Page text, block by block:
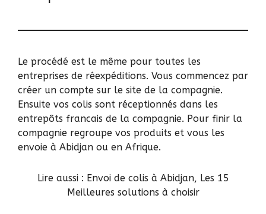
Le procédé est le même pour toutes les
entreprises de réexpéditions. Vous commencez par
créer un compte sur le site de la compagnie.
Ensuite vos colis sont réceptionnés dans les
entrepôts francais de la compagnie. Pour finir la
compagnie regroupe vos produits et vous les
envoie à Abidjan ou en Afrique.
Lire aussi : Envoi de colis à Abidjan, Les 15
Meilleures solutions à choisir